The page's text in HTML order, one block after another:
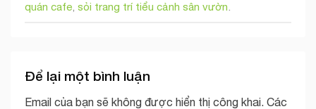
quán cafe sỏi trang trí tiểu cảnh sân vườn
Để lại một bình luận
Email của bạn sẽ không được hiển thị công khai. Các